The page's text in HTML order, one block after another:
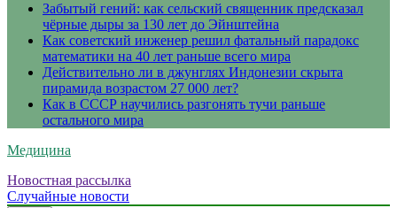
Забытый гений: как сельский священник предсказал
чёрные дыры за 130 лет до Эйнштейна
Как советский инженер решил фатальный парадокс
математики на 40 лет раньше всего мира
Действительно ли в джунглях Индонезии скрыта
пирамида возрастом 27 000 лет?
Как в СССР научились разгонять тучи раньше
остального мира
Медицина
Новостная рассылка
Случайные новости